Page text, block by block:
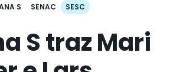
S SENAC SESC
S traz Mari